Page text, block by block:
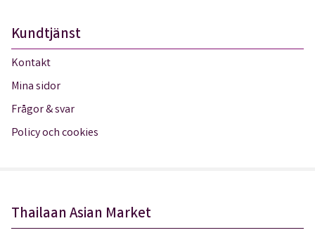
Kundtjänst
Kontakt
Mina sidor
Frågor & svar
Policy och cookies
Thailaan Asian Market